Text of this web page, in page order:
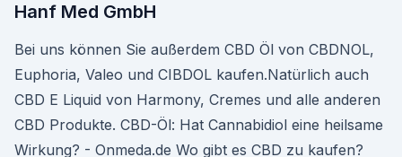
Hanf Med GmbH
Bei uns können Sie außerdem CBD Öl von CBDNOL,
Euphoria, Valeo und CIBDOL kaufen.Natürlich auch
CBD E Liquid von Harmony, Cremes und alle anderen
CBD Produkte. CBD-Öl: Hat Cannabidiol eine heilsame
Wirkung? - Onmeda.de Wo gibt es CBD zu kaufen?